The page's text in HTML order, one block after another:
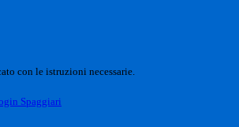
con le istruzioni necessarie.
Spaggiari